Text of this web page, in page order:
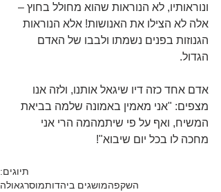
ונוראותיו, לא הנוראות שהוא מחולל בחוץ –
אלה לא הצילו את האנושות! אלא הנוראות
הגנוזות בפנים נשמתו ולבבו של האדם
הגדול.
אדם אחד כזה דיו שיגאל אותנו, ולזה אנו
מצפים: "אני מאמין באמונה שלמה בביאת
המשיח, ואף על פי שיתמהמה הרי אני
מחכה לו בכל יום שיבוא"!
תיוגים:
השקפהמושגים ביהדותמוסרגאולה